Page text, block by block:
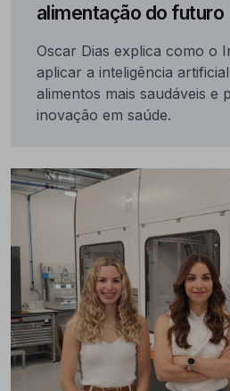
alimentação do futuro
Oscar Dias explica como o
aplicar a inteligência
alimentos mais saudáveis e
inovação em saúde.